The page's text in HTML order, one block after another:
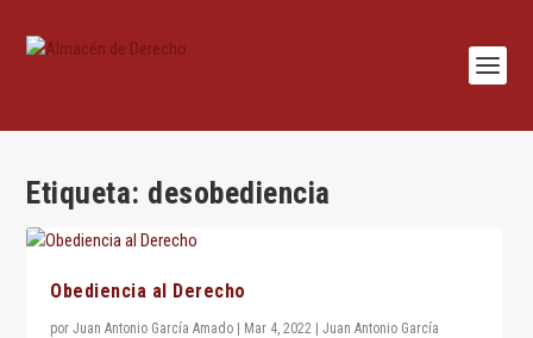
Etiqueta: desobediencia
Obediencia al Derecho
porJuan Antonio García Amado Mar 4, 2022 |Juan Antonio García